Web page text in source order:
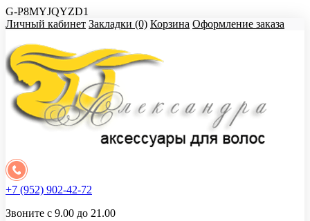
G-P8MYJQYZD1
Личный кабинет Закладки (0) Корзина Оформление заказа
+7 (952) 902-42-72
Звоните с 9.00 до 21.00